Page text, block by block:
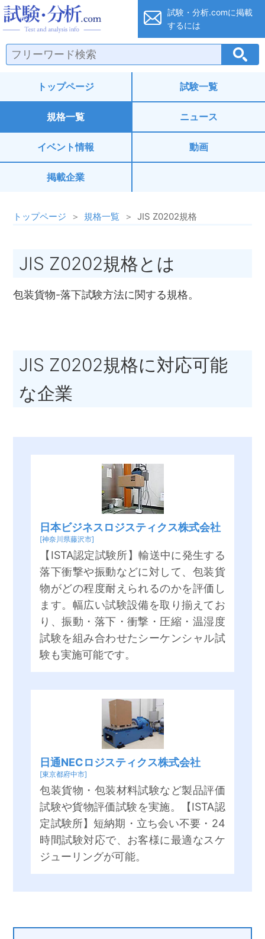
試験・分析
試験・分析.comに掲載
するには
トップページ 試験一覧
規格一覧 ニュース
イベント情報 動画
掲載企業
トップページ 規格一覧 JIS Z0202規格
JIS Z0202規格とは
包装貨物-落下試験方法に関する規格。
JIS Z0202規格に対応可能
な企業
日本ビジネスロジスティクス株式会社
[神奈川県藤沢市]
【ISTA認定試験所】輸送中に発生する
落下衝撃や振動などに対して、包装貨
物がどの程度耐えられるのかを評価し
ます。幅広い試験設備を取り揃えてお
り、振動・落下・衝撃・圧縮・温湿度
試験を組み合わせたシーケンシャル試
験も実施可能です。
日通NECロジスティクス株式会社
[東京都府中市]
包装貨物・包装材料試験など製品評価
試験や貨物評価試験を実施。【ISTA認
定試験所】短納期・立ち会い不要・24
時間試験対応で、お客様に最適なスケ
ジューリングが可能。